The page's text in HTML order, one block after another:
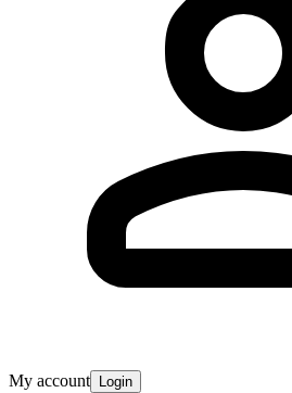
My account Login